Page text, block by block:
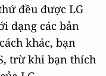
đều được LG
dạng các bản
khác, bạn
trừ khi bạn thích